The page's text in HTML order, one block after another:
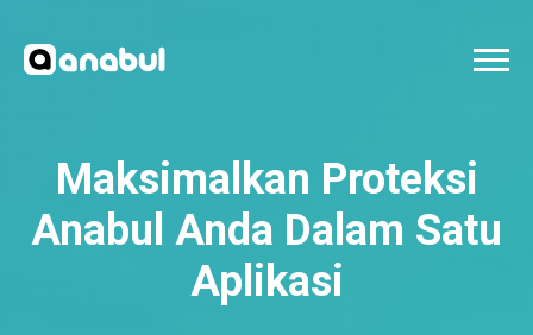
Maksimalkan Proteksi
Anabul Anda Dalam Satu
Aplikasi